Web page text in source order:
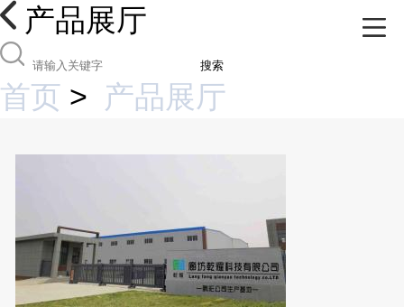
产品展厅
搜索
首页 > 产品展厅